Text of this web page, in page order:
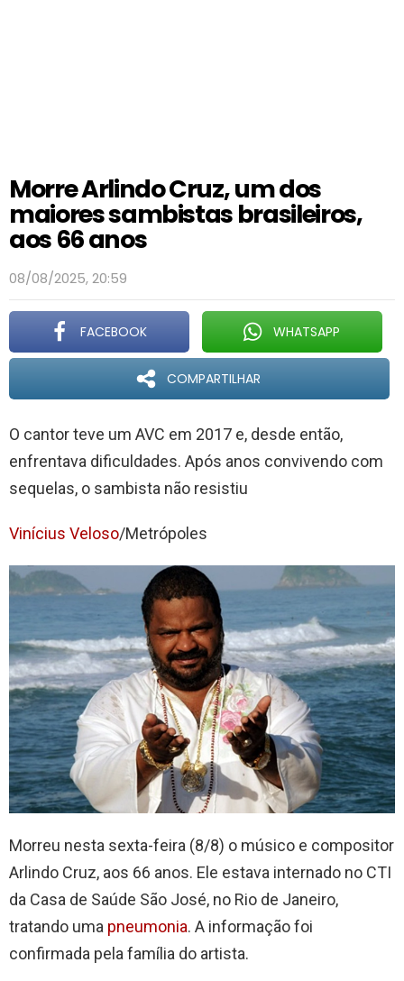
Morre Arlindo Cruz, um dos
maiores sambistas brasileiros,
aos 66 anos
08/08/2025, 20:59
FACEBOOK WHATSAPP
COMPARTILHAR
O cantor teve um AVC em 2017 e, desde então,
enfrentava dificuldades. Após anos convivendo com
sequelas, o sambista não resistiu
Vinícius Veloso/Metrópoles
Morreu nesta sexta-feira (8/8) o músico e compositor
Arlindo Cruz, aos 66 anos. Ele estava internado no CTI
da Casa de Saúde São José, no Rio de Janeiro,
tratando uma pneumonia. A informação foi
confirmada pela família do artista.